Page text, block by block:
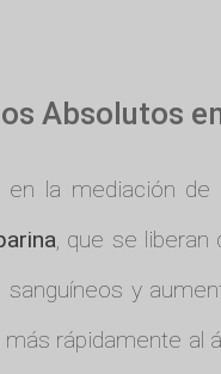
Absolutos
en la mediación
, que se liberan
y
rápidamente al